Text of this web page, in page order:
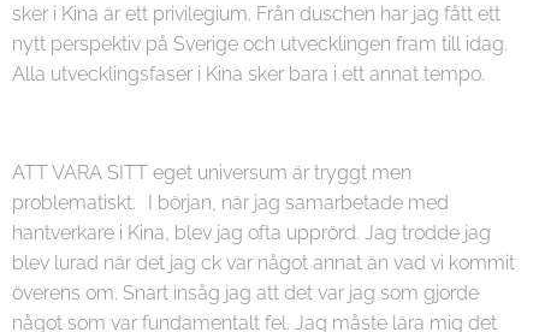
sker i Kina är ett privilegium. Från duschen har jag fått ett
nytt perspektiv på Sverige och utvecklingen fram till idag.
Alla utvecklingsfaser i Kina sker bara i ett annat tempo.
ATT VARA SITT eget universum är tryggt men
problematiskt. I början, när jag samarbetade med
hantverkare i Kina, blev jag ofta upprörd. Jag trodde jag
blev lurad när det jag ck var något annat än vad vi kommit
överens om. Snart insåg jag att det var jag som gjorde
något som var fundamentalt fel. Jag måste lära mig det